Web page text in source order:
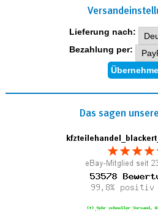
Lieferung nach:
Bezahlung per:
Das sagen